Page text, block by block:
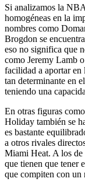
Si analizamos la
homogéneas en la
nombres como
Brogdon se
eso no significa que
como Jeremy Lamb
facilidad a aportar en
tan determinante en
teniendo una
En otras figuras
Holiday también se
es bastante
a otros rivales
Miami Heat. A los de
que tienen que tener
que compiten con un